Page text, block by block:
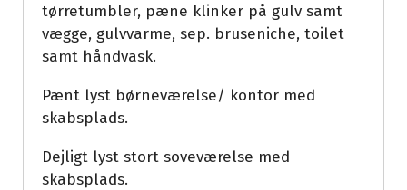
tørretumbler, pæne klinker på gulv samt
vægge, gulvvarme, sep. bruseniche, toilet
samt håndvask.
Pænt lyst børneværelse/ kontor med
skabsplads.
Dejligt lyst stort soveværelse med
skabsplads.